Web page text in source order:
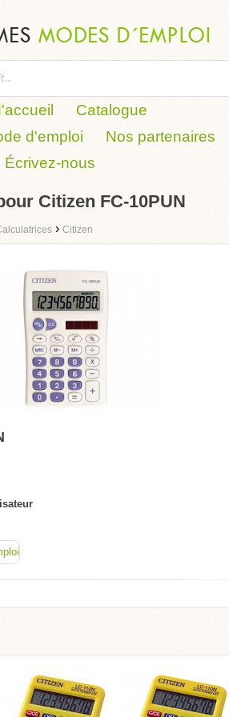
Catalogue
d'emploi
Nos partenaires
Écrivez-nous
Citizen FC-10PUN
› Citizen